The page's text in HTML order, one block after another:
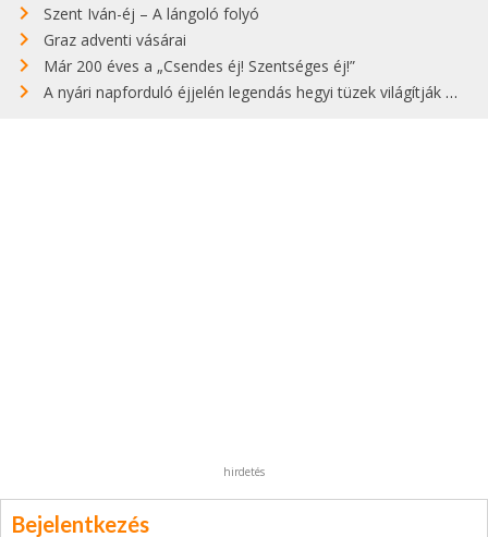
Szent Iván-éj – A lángoló folyó
Graz adventi vásárai
Már 200 éves a „Csendes éj! Szentséges éj!”
A nyári napforduló éjjelén legendás hegyi tüzek világítják meg Zugspitzét
hirdetés
Bejelentkezés